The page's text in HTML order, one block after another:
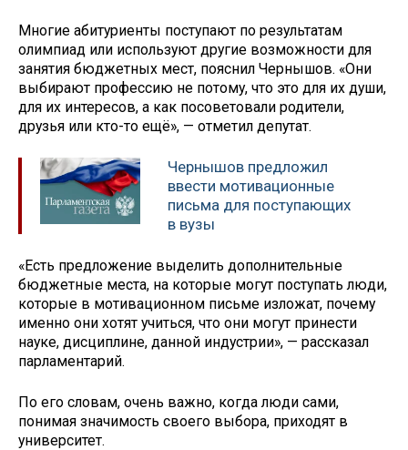
Многие абитуриенты поступают по результатам
олимпиад или используют другие возможности для
занятия бюджетных мест, пояснил Чернышов. «Они
выбирают профессию не потому, что это для их души,
для их интересов, а как посоветовали родители,
друзья или кто-то ещё», — отметил депутат.
Чернышов предложил
ввести мотивационные
письма для поступающих
в вузы
«Есть предложение выделить дополнительные
бюджетные места, на которые могут поступать люди,
которые в мотивационном письме изложат, почему
именно они хотят учиться, что они могут принести
науке, дисциплине, данной индустрии», — рассказал
парламентарий.
По его словам, очень важно, когда люди сами,
понимая значимость своего выбора, приходят в
университет.